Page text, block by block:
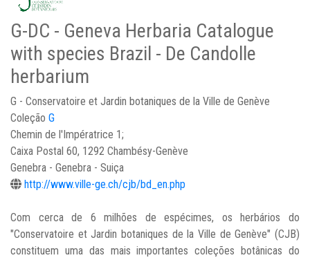
G-DC - Geneva Herbaria Catalogue
with species Brazil - De Candolle
herbarium
G - Conservatoire et Jardin botaniques de la Ville de Genève
Coleção G
Chemin de l'Impératrice 1;
Caixa Postal 60, 1292 Chambésy-Genève
Genebra - Genebra - Suiça
http://www.ville-ge.ch/cjb/bd_en.php
Com cerca de 6 milhões de espécimes, os herbários do
"Conservatoire et Jardin botaniques de la Ville de Genève" (CJB)
constituem uma das mais importantes coleções botânicas do